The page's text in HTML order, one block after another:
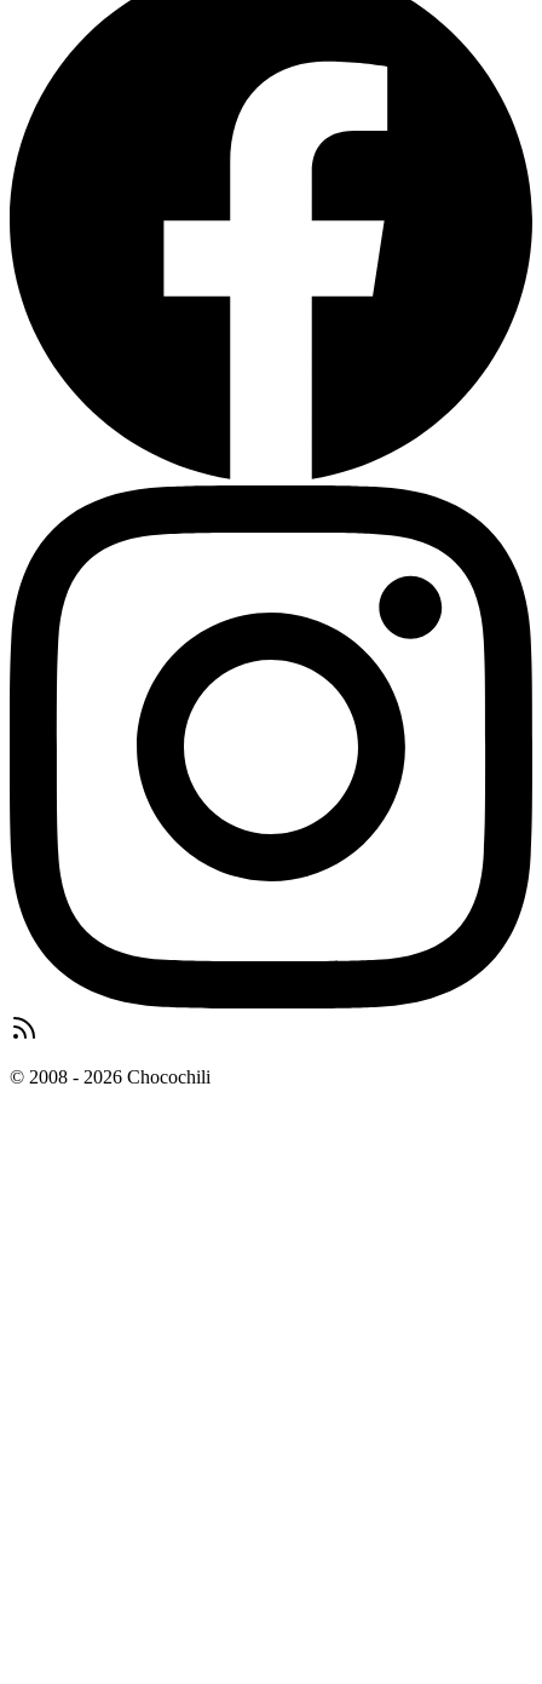
© 2008 - 2026 Chocochili